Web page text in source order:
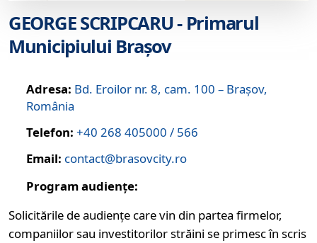
GEORGE SCRIPCARU - Primarul
Municipiului Brașov
Adresa: Bd. Eroilor nr. 8, cam. 100 – Brașov,
România
Telefon: +40 268 405000 / 566
Email: contact@brasovcity.ro
Program audiențe:
Solicitările de audiențe care vin din partea firmelor,
companiilor sau investitorilor străini se primesc în scris